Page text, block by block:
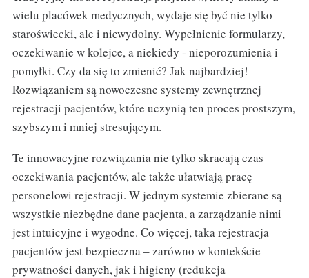
wielu placówek medycznych, wydaje się być nie tylko
staroświecki, ale i niewydolny. Wypełnienie formularzy,
oczekiwanie w kolejce, a niekiedy - nieporozumienia i
pomyłki. Czy da się to zmienić? Jak najbardziej!
Rozwiązaniem są nowoczesne systemy zewnętrznej
rejestracji pacjentów, które uczynią ten proces prostszym,
szybszym i mniej stresującym.
Te innowacyjne rozwiązania nie tylko skracają czas
oczekiwania pacjentów, ale także ułatwiają pracę
personelowi rejestracji. W jednym systemie zbierane są
wszystkie niezbędne dane pacjenta, a zarządzanie nimi
jest intuicyjne i wygodne. Co więcej, taka rejestracja
pacjentów jest bezpieczna – zarówno w kontekście
prywatności danych, jak i higieny (redukcja